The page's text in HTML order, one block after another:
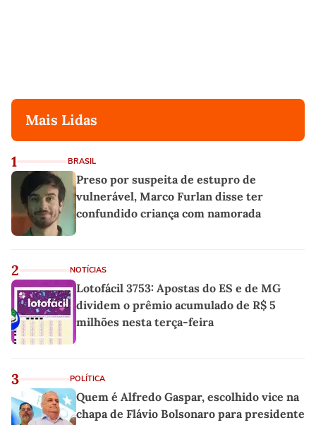
Mais Lidas
1 BRASIL
Preso por suspeita de estupro de
vulnerável, Marco Furlan disse ter
confundido criança com namorada
2 NOTÍCIAS
Lotofácil 3753: Apostas do ES e de MG
dividem o prêmio acumulado de R$ 5
milhões nesta terça-feira
3 POLÍTICA
Quem é Alfredo Gaspar, escolhido vice na
chapa de Flávio Bolsonaro para presidente